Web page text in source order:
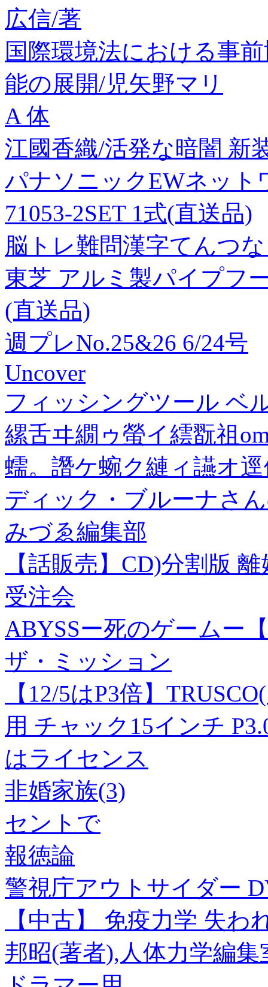
広信/著
国際環境法における事
能の展開/児矢野マリ
A 体
江國香織/活発な暗闇 新
パナソニックEWネット
71053-2SET 1式(直送品)
脳トレ難問漢字てんつ
東芝 アルミ製パイプフ
(直送品)
週プレNo.25&26 6/24号
Uncover
フィッシングツール ベ
縲舌ヰ繝ゥ螢イ繧翫祖
蠕。譖ケ蜿ク縺ィ讌オ
ディック・ブルーナさ
みづゑ編集部
【話販売】CD)分割版
受注会
ABYSSー死のゲームー
ザ・ミッション
【12/5はP3倍】
用 チャック15インチ
はライセンス
非婚家族(3)
セントで
報徳論
警視庁アウトサイダー
【中古】 免疫力学 失
邦昭(著者),人体力学編集